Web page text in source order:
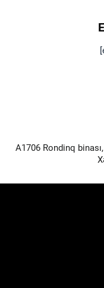
A1706 Rondinq